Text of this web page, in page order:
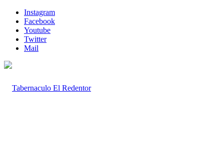
Instagram
Facebook
Youtube
Twitter
Mail